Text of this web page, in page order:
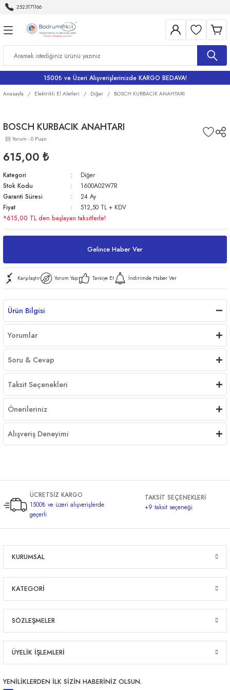
2523171166
Banyo Bataryaları
Eviye Bataryası
1500₺ ve Üzeri Alışverişlerinizde KARGO BEDAVA!
Anasayfa Elektrikli El Aletleri Diğer BOSCH KURBACIK ANAHTARI
BOSCH KURBACIK ANAHTARI
(0) Yorum - 0 Puan
615,00 ₺
Kategori
Diğer
Stok Kodu
1600A02W7R
Garanti Süresi
24 Ay
Fiyat
512,50 TL + KDV
*615,00 TL den başlayan taksitlerle!
Gelince Haber Ver
Karşılaştır Yorum Yap Tavsiye Et İndirimde Haber Ver
Ürün Bilgisi
Yorumlar
Soru & Cevap
Taksit Seçenekleri
Önerileriniz
Alışveriş Deneyimi
ÜCRETSİZ KARGO
1500₺ ve üzeri alışverişlerde
geçerli
TAKSİT SEÇENEKLERİ
+9 taksit seçeneği
KURUMSAL
KATEGORİ
SÖZLEŞMELER
ÜYELİK İŞLEMLERİ
YENİLİKLERDEN İLK SİZİN HABERİNİZ OLSUN.